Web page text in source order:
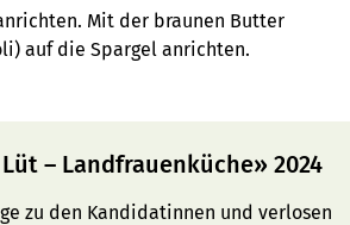
Mit der braunen Butter
auf die Spargel anrichten.
– Landfrauenküche» 2024
zu den Kandidatinnen und verlosen